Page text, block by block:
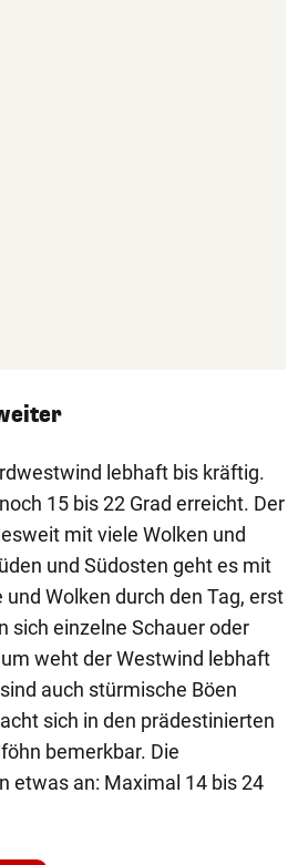
lebhaft bis kräftig.
15 bis 22 Grad erreicht. Der
mit viele Wolken und
und Südosten geht es mit
Wolken durch den Tag, erst
sich einzelne Schauer oder
weht der Westwind lebhaft
auch stürmische Böen
sich in den prädestinierten
bemerkbar. Die
etwas an: Maximal 14 bis 24